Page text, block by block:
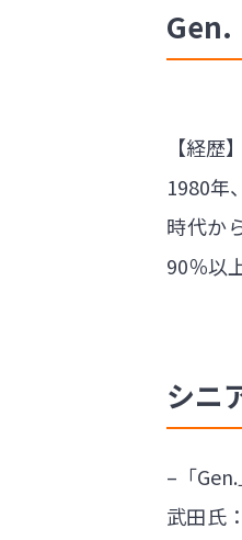
Gen.
【経歴】
1980年
時代か
90％以
シニ
–「
武田氏